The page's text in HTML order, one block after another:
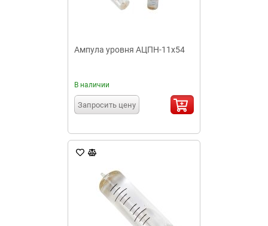
Ампула уровня АЦПН-11х54
В наличии
Запросить цену